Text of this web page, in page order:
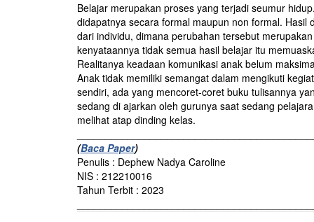
Belajar merupakan proses yang terjadi seumur
didapatnya secara formal maupun non formal.
dari individu, dimana perubahan tersebut
kenyataannya tidak semua hasil belajar itu
Realitanya keadaan komunikasi anak belum
Anak tidak memiliki semangat dalam mengikuti
sendiri, ada yang mencoret-coret buku tulisannya
sedang di ajarkan oleh gurunya saat sedang
melihat atap dinding kelas.
(Baca Paper)
Penulis : Dephew Nadya Caroline
NIS : 212210016
Tahun Terbit : 2023